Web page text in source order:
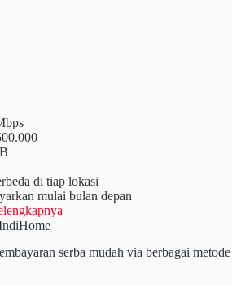
di tiap lokasi
mulai bulan depan
serba mudah via berbagai metode